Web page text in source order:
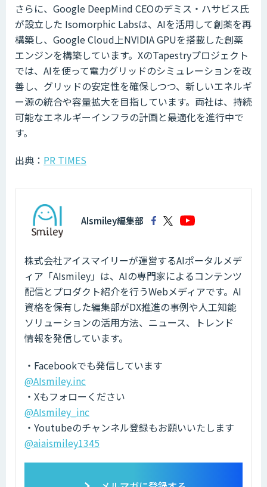
さらに、Google DeepMind CEOのデミス・ハサビス氏
が設立した Isomorphic Labsは、AIを活用して創薬を再
構築し、Google Cloud上NVIDIA GPUを搭載した創薬
エンジンを構築しています。XのTapestryプロジェクト
では、AIを使って電力グリッドのシミュレーションを改
善し、グリッドの安定性を確保しつつ、新しいエネルギ
ー源の統合や容量拡大を目指しています。両社は、持続
可能なエネルギーインフラの計画と最適化を進行中で
す。
出典： PR TIMES
AIsmiley編集部
株式会社アイスマイリーが運営するAIポータルメデ
ィア「AIsmiley」は、AIの専門家によるコンテンツ
配信とプロダクト紹介を行うWebメディアです。AI
資格を保有した編集部がDX推進の事例や人工知能
ソリューションの活用方法、ニュース、トレンド
情報を発信しています。
・Facebookでも発信しています
@AIsmiley.inc
・Xもフォローください
@AIsmiley_inc
・Youtubeのチャンネル登録もお願いいたします
@aiaismiley1345